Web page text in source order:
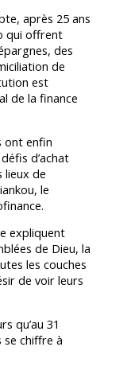
après 25 ans
qui offrent
des
de
est
de la finance
ont enfin
d’achat
lieux de
le
expliquent
de Dieu, la
les couches
de voir leurs
qu’au 31
se chiffre à